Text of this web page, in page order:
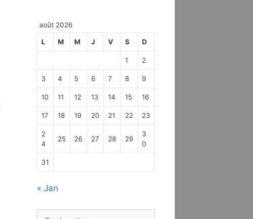
août 2026
L M M J V S D
1 2
3 4 5 6 7 8 9
10 11 12 13 14 15 16
17 18 19 20 21 22 23
2
4
25 26 27 28 29
3
0
31
« Jan